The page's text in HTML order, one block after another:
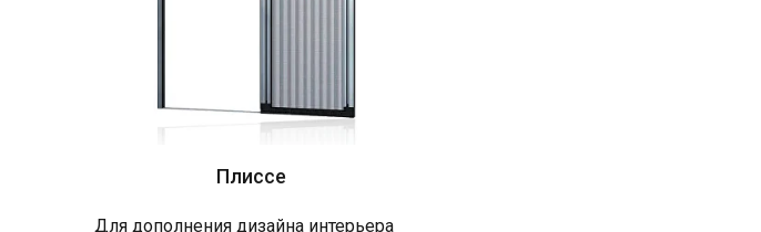
Плиссе
Для дополнения дизайна интерьера